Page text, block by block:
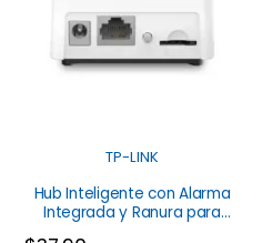
TP-LINK
Hub Inteligente con Alarma
Integrada y Ranura para